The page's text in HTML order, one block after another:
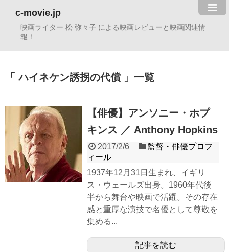
c-movie.jp
映画ライター 松 弥々子 による映画レビューと映画関連情
報！
ハイネケン誘拐の代償 一覧
【俳優】アンソニー・ホプ
キンス ／ Anthony Hopkins
2017/2/6
監督・俳優プロフ
ィール
1937年12月31日生まれ、イギリ
ス・ウェールズ出身。1960年代後
半から舞台や映画で活躍。その存在
感と重厚な演技で名優として尊敬を
集める...
記事を読む